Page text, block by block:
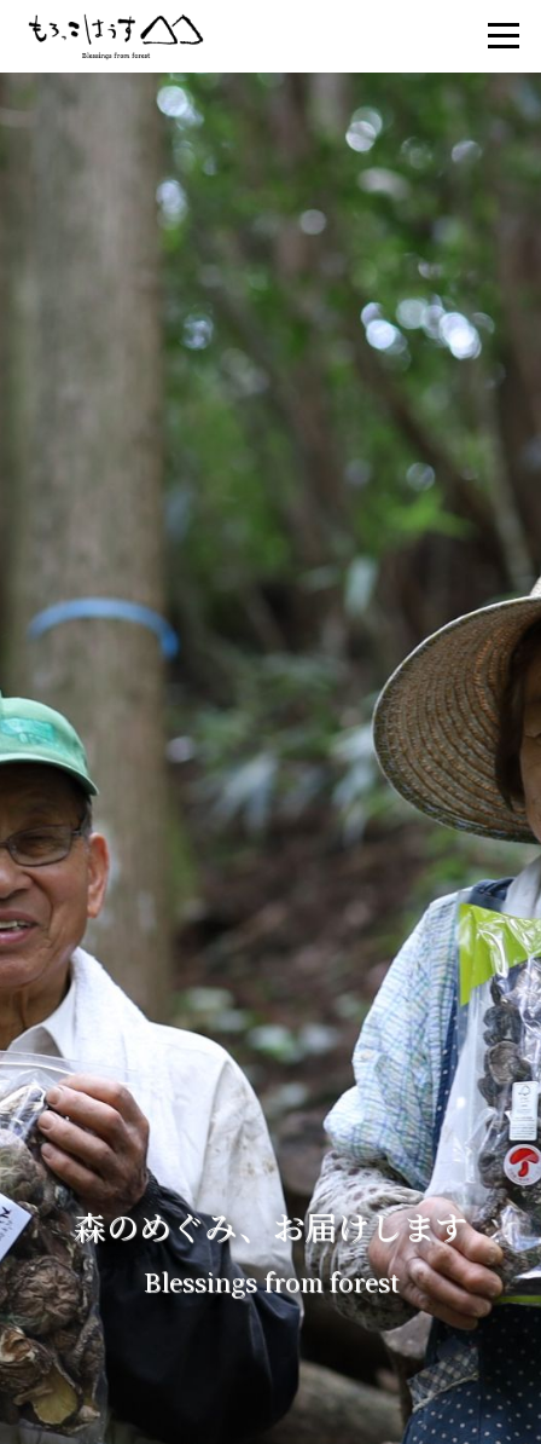
森のめぐみ、お届けします
Blessings from forest